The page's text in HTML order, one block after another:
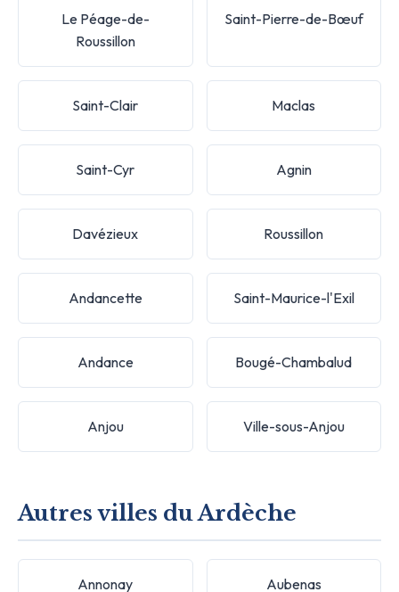
Le Péage-de-
Roussillon
Saint-Pierre-de-Bœuf
Saint-Clair Maclas
Saint-Cyr Agnin
Davézieux Roussillon
Andancette Saint-Maurice-l'Exil
Andance Bougé-Chambalud
Anjou Ville-sous-Anjou
Autres villes du Ardèche
Annonay Aubenas